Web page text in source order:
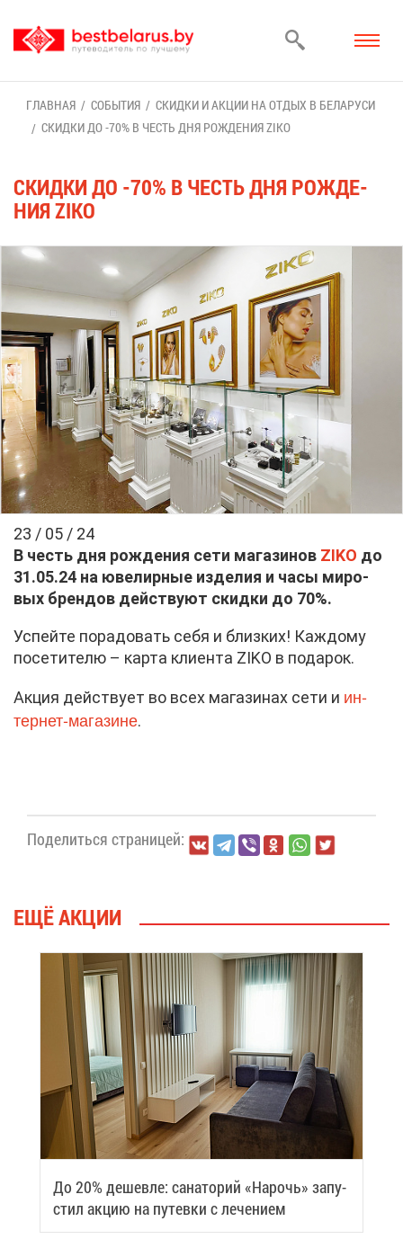
ГЛАВ­НАЯ СО­БЫ­ТИЯ
СКИД­КИ И АК­ЦИИ НА ОТ­ДЫХ В БЕ­ЛА­РУ­СИ
СКИД­КИ ДО -70% В ЧЕСТЬ ДНЯ РОЖ­ДЕ­НИЯ ZIKO
СКИД­КИ ДО -70% В ЧЕСТЬ ДНЯ РОЖ­ДЕ­
НИЯ ZIKO
23 / 05 / 24
В честь дня рож­де­ния се­ти ма­га­зи­нов ZIKO до
31.05.24 на юве­лир­ные из­де­лия и ча­сы ми­ро­
вых брен­дов дей­ству­ют скид­ки до 70%.
Успей­те по­ра­до­вать се­бя и близ­ких! Каж­до­му
по­се­ти­те­лю – кар­та кли­ен­та ZIKO в по­да­рок.
Ак­ция дей­ству­ет во всех ма­га­зи­нах се­ти и ин­
тер­нет-ма­га­зине.
По­де­лить­ся стра­ни­цей:
ЕЩЁ АК­ЦИИ
До 20% де­шев­ле: са­на­то­рий «На­рочь» за­пу­
стил ак­цию на пу­тев­ки с ле­че­ни­ем